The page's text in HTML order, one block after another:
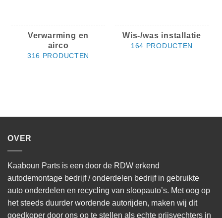
Verwarming en
airco
316 PRODUCTEN
Wis-/was installatie
164 PRODUCTEN
OVER
Kaaboun Parts is een door de RDW erkend
autodemontage bedrijf / onderdelen bedrijf in gebruikte
auto onderdelen en recycling van sloopauto’s. Met oog op
het steeds duurder wordende autorijden, maken wij dit
goedkoper door ons op te stellen als echte prijsvechters in